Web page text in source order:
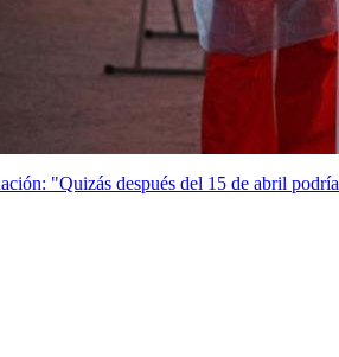
"Quizás después del 15 de abril